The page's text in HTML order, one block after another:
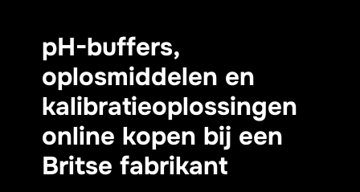
pH-buffers,
oplosmiddelen en
kalibratieoplossingen
online kopen bij een
Britse fabrikant